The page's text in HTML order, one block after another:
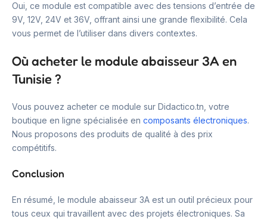
Oui, ce module est compatible avec des tensions d’entrée de
9V, 12V, 24V et 36V, offrant ainsi une grande flexibilité. Cela
vous permet de l’utiliser dans divers contextes.
Où acheter le module abaisseur 3A en
Tunisie ?
Vous pouvez acheter ce module sur Didactico.tn, votre
boutique en ligne spécialisée en composants électroniques.
Nous proposons des produits de qualité à des prix
compétitifs.
Conclusion
En résumé, le module abaisseur 3A est un outil précieux pour
tous ceux qui travaillent avec des projets électroniques. Sa